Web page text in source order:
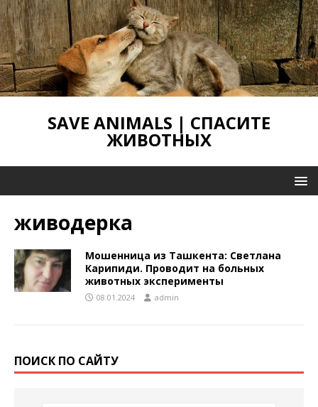
SAVE ANIMALS | СПАСИТЕ
ЖИВОТНЫХ
живодерка
Мошенница из Ташкента: Светлана
Карипиди. Проводит на больных
животных эксперименты
08.01.2024 admin
ПОИСК ПО САЙТУ